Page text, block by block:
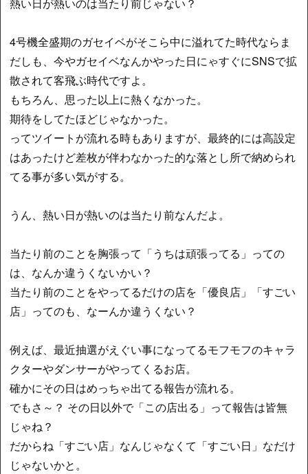
4号機全盛期のガセイベがそこら中に溢れてた時代ならま
だしも、今やガセイベなんかやった日にゃすぐにSNSで拡
散されて客飛ぶ時代ですよ。
もちろん、思った以上に熱くなかった。
期待をしてたほどじゃなかった。
ってツイートが流れる時もありますが、最終的には高設定
はあったけど差枚が伴わなかった的な落とし所で納められ
てる事が多い気がする。
うん、熱い日が熱いのは当たり前なんだよ。
当たり前のことを胸張って「うちは頑張ってる」っての
は、なんか違うくないかい？
当たり前のことをやってるだけの店を「優良店」「すごい
店」ってのも、なーんか違うくない？
例えば、最近抽選がえぐい事になってるモフモフのキャラ
クターやダンサーがやってくるお店。
確かにその日はめっちゃ出てる報告が流れる。
でもさ～？ その日以外で「この店出る」って報告は皆無
じゃね？
だからね「すごい店」なんじゃなくて「すごい日」なだけ
じゃないかと。